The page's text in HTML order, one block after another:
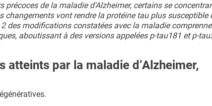
précoces de la maladie d'Alzheimer, certains se
vont rendre la protéine tau plus susceptible
des modifications constatées avec la maladie
aboutissant à des versions appelées p-tau181 et p-
par la maladie d’Alzheimer,